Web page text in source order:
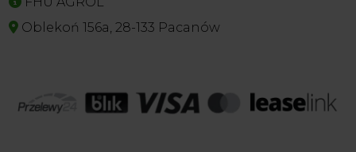
Oblekoń 156a, 28-133 Pacanów